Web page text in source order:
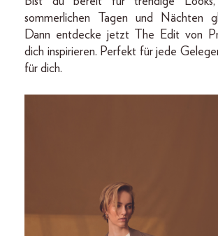
sommerlichen Tagen und Nächten
Dann entdecke jetzt The Edit von
dich inspirieren. Perfekt für jede
für dich.